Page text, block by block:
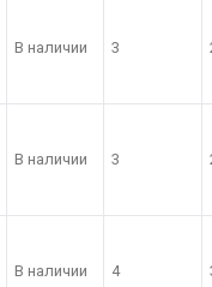
В наличии 3
В наличии 3
В наличии 4